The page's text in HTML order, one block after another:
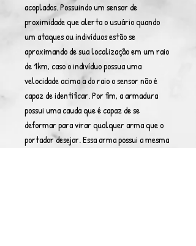
acoplados. Possuindo um sensor de
proximidade que alerta o usuário quando
um ataques ou indivíduos estão se
aproximando de sua localização em um raio
de 1km, caso o indivíduo possua uma
velocidade acima a do raio o sensor não é
capaz de identificar. Por fim, a armadura
possui uma cauda que é capaz de se
deformar para virar qualquer arma que o
portador desejar. Essa arma possui a mesma